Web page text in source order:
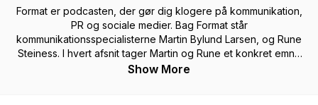
Format er podcasten, der gør dig klogere på kommunikation,
PR og sociale medier. Bag Format står
kommunikationsspecialisterne Martin Bylund Larsen, og Rune
Steiness. I hvert afsnit tager Martin og Rune et konkret emne
op indenfor kommunikation, PR eller sociale medier. De deler
Show More